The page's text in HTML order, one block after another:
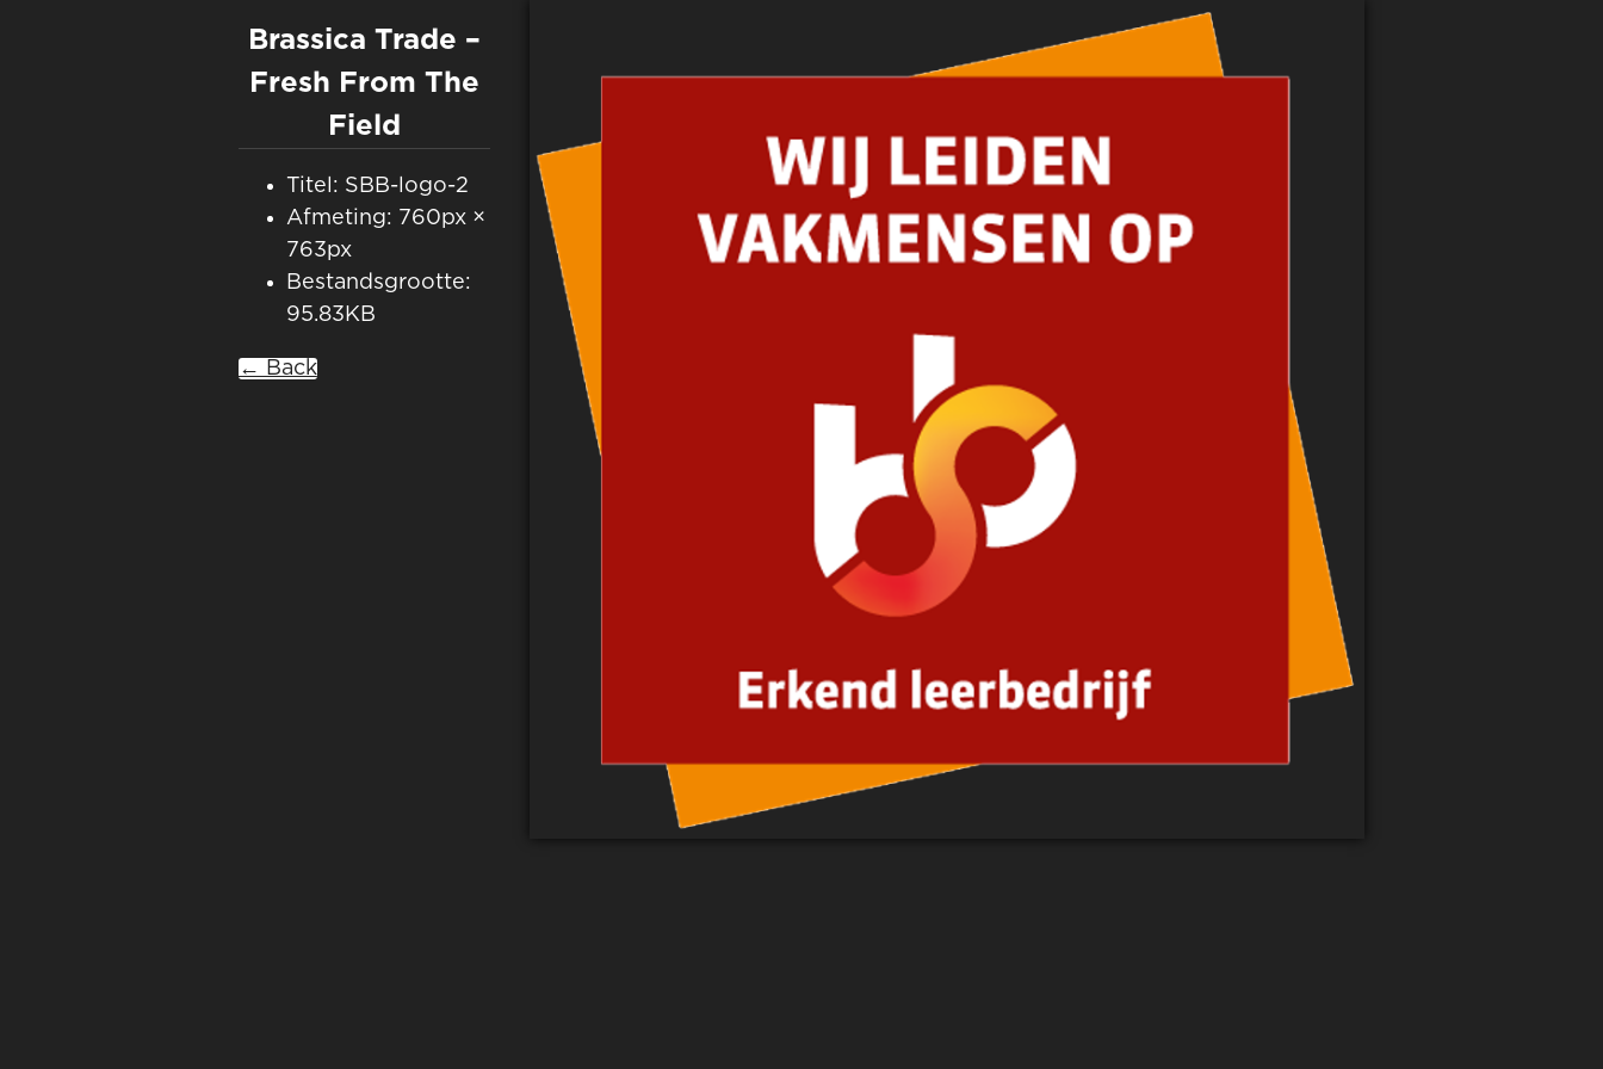
Brassica Trade –
Fresh From The
Field
Titel: SBB-logo-2
Afmeting: 760px ×
763px
Bestandsgrootte:
95.83KB
← Back